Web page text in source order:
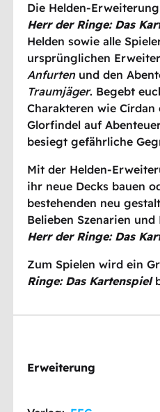
Die Helden-Erweiterung
Herr der Ringe: Das
Helden sowie alle
ursprünglichen
Anfurtenund den
Traumjäger. Begebt
Charakteren wie
Glorfindel auf
besiegt gefährliche
Mit der Helden-
ihr neue Decks bauen
bestehenden neu
Belieben Szenarien
Herr der Ringe: Das
Zum Spielen wird ein
Ringe: Das Kartenspiel
Erweiterung